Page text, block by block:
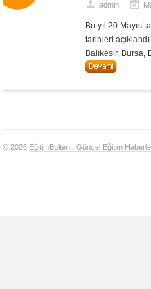
admin
Bu yıl 20
tarihleri
Balıkesir, Bursa,
© 2026 EğitimBulten | Güncel Eğitim